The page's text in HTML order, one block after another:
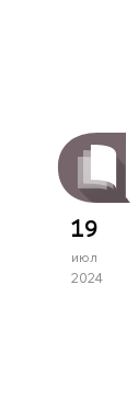
19
июл
2024